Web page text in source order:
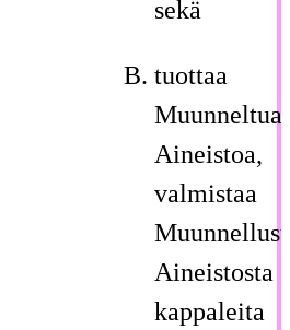
sekä
tuottaa
Muunneltua
Aineistoa,
valmistaa
Aineistosta
kappaleita